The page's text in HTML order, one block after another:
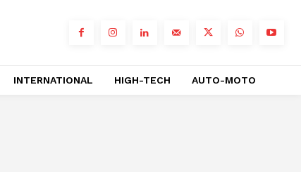
INTERNATIONAL HIGH-TECH AUTO-MOTO